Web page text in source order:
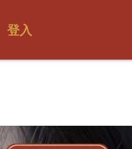
登入